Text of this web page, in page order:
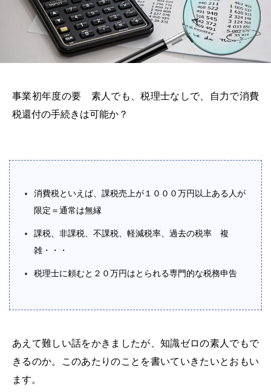
事業初年度の要 素人でも、税理士なしで、自力で消費
税還付の手続きは可能か？
消費税といえば、課税売上が１０００万円以上ある人が
限定＝通常は無縁
課税、非課税、不課税、軽減税率、過去の税率 複
雑・・・
税理士に頼むと２０万円はとられる専門的な税務申告
あえて難しい話をかきましたが、知識ゼロの素人でもで
きるのか。このあたりのことを書いていきたいとおもい
ます。